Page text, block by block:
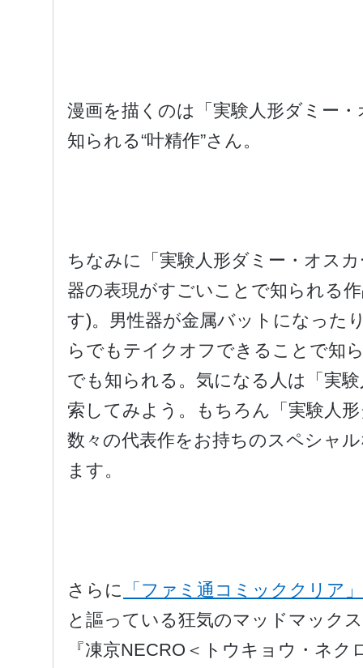
漫画を描くのは「実験人形ダミー
知られる“叶精作”さん。
ちなみに「実験人形ダミー・オス
器の表現がすごいことで知られる
す)。男性器が金属バットになった
らでもテイクオフできることで知
でも知られる。気になる人は「実
索してみよう。もちろん「実験人
数々の代表作をお持ちのスペシャ
ます。
さらに
「ファミ通コミッククリア」
と謳っている狂気のマッドマック
『凍京NECRO＜トウキョウ・ネ